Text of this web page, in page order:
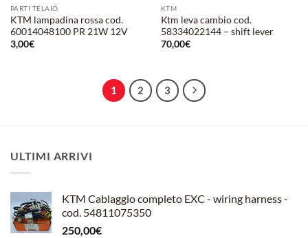
PARTI TELAIO
KTM lampadina rossa cod.
60014048100 PR 21W 12V
3,00€
KTM
Ktm leva cambio cod.
58334022144 – shift lever
70,00€
1 2 3
ULTIMI ARRIVI
KTM Cablaggio completo EXC - wiring harness -
cod. 54811075350
250,00€